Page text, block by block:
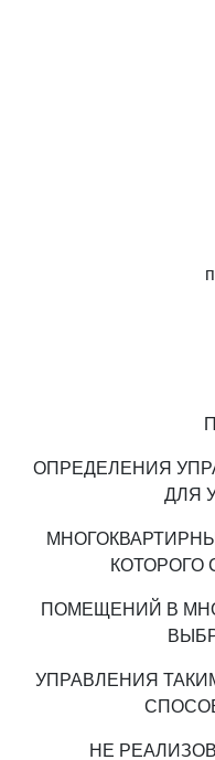
ОПРЕДЕЛЕНИЯ
ДЛЯ
КОТОРОГО
ПОМЕЩЕНИЙ В
УПРАВЛЕНИЯ
НЕ